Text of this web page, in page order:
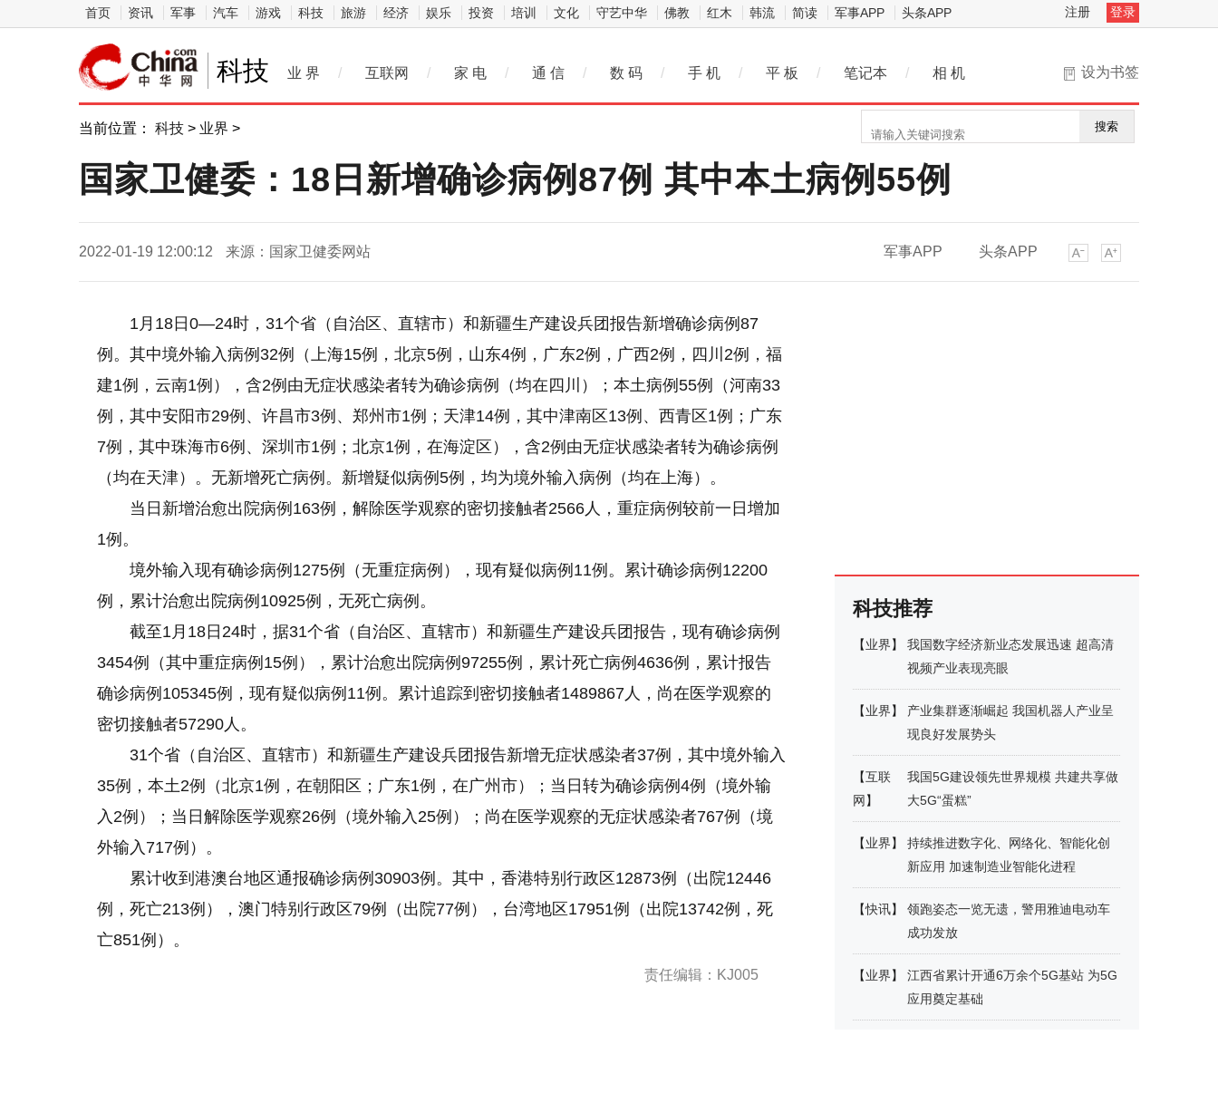
首页 资讯 军事 汽车 游戏 科技 旅游 经济 娱乐 投资 培训 文化 守艺中华 佛教 红木 韩流 简读 军事APP 头条APP 注册 登录
科技 设为书签
业 界 / 互联网 / 家 电 / 通 信 / 数 码 / 手 机 / 平 板 / 笔记本 / 相 机
当前位置： 科技 > 业界 > 搜索
国家卫健委：18日新增确诊病例87例 其中本土病例55例
2022-01-19 12:00:12 来源：国家卫健委网站 军事APP 头条APP
1月18日0—24时，31个省（自治区、直辖市）和新疆生产建设兵团报告新增确诊病例87
例。其中境外输入病例32例（上海15例，北京5例，山东4例，广东2例，广西2例，四川2例，福
建1例，云南1例），含2例由无症状感染者转为确诊病例（均在四川）；本土病例55例（河南33
例，其中安阳市29例、许昌市3例、郑州市1例；天津14例，其中津南区13例、西青区1例；广东
7例，其中珠海市6例、深圳市1例；北京1例，在海淀区），含2例由无症状感染者转为确诊病例
（均在天津）。无新增死亡病例。新增疑似病例5例，均为境外输入病例（均在上海）。
当日新增治愈出院病例163例，解除医学观察的密切接触者2566人，重症病例较前一日增加
1例。
境外输入现有确诊病例1275例（无重症病例），现有疑似病例11例。累计确诊病例12200
例，累计治愈出院病例10925例，无死亡病例。
截至1月18日24时，据31个省（自治区、直辖市）和新疆生产建设兵团报告，现有确诊病例
3454例（其中重症病例15例），累计治愈出院病例97255例，累计死亡病例4636例，累计报告
确诊病例105345例，现有疑似病例11例。累计追踪到密切接触者1489867人，尚在医学观察的
密切接触者57290人。
31个省（自治区、直辖市）和新疆生产建设兵团报告新增无症状感染者37例，其中境外输入
35例，本土2例（北京1例，在朝阳区；广东1例，在广州市）；当日转为确诊病例4例（境外输
入2例）；当日解除医学观察26例（境外输入25例）；尚在医学观察的无症状感染者767例（境
外输入717例）。
累计收到港澳台地区通报确诊病例30903例。其中，香港特别行政区12873例（出院12446
例，死亡213例），澳门特别行政区79例（出院77例），台湾地区17951例（出院13742例，死
亡851例）。
责任编辑：KJ005
科技推荐
【业界】
我国数字经济新业态发展迅速 超高清
视频产业表现亮眼
【业界】
产业集群逐渐崛起 我国机器人产业呈
现良好发展势头
【互联
网 】
我国5G建设领先世界规模 共建共享做
大5G“蛋糕”
【业界】
持续推进数字化、网络化、智能化创
新应用 加速制造业智能化进程
【快讯】
领跑姿态一览无遗，警用雅迪电动车
成功发放
【业界】
江西省累计开通6万余个5G基站 为5G
应用奠定基础